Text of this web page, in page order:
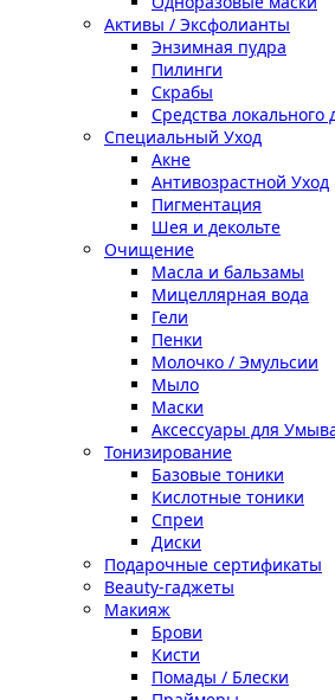
Активы / Эксфолианты
Энзимная пудра
Пилинги
Скрабы
Средства локального
Специальный Уход
Акне
Антивозрастной Уход
Пигментация
Шея и декольте
Очищение
Масла и бальзамы
Мицеллярная вода
Гели
Пенки
Молочко / Эмульсии
Мыло
Маски
Аксессуары для
Тонизирование
Базовые тоники
Кислотные тоники
Спреи
Диски
Подарочные сертификаты
Beauty-гаджеты
Макияж
Брови
Кисти
Помады / Блески